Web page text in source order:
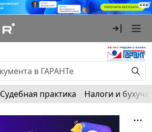
Судебная практика Налоги и